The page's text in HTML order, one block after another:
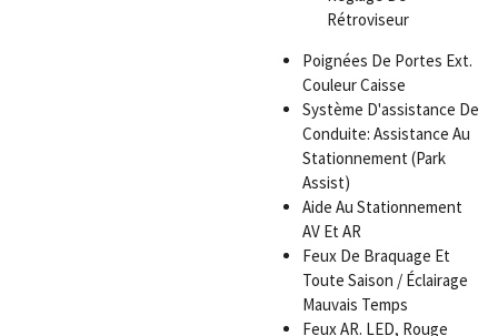
Rétroviseur
Poignées De Portes Ext.
Couleur Caisse
Système D'assistance De
Conduite: Assistance Au
Stationnement (Park
Assist)
Aide Au Stationnement
AV Et AR
Feux De Braquage Et
Toute Saison / Éclairage
Mauvais Temps
Feux AR. LED, Rouge